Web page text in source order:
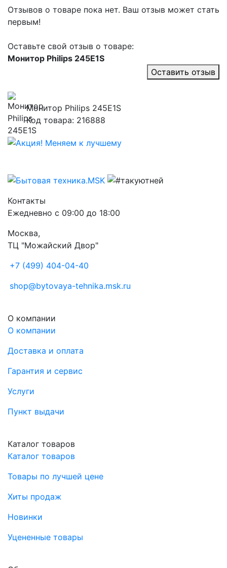
Отзывов о товаре пока нет. Ваш отзыв может стать
первым!
Оставьте свой отзыв о товаре:
Монитор Philips 245E1S
Оставить отзыв
Монитор Philips 245E1S
Код товара: 216888
Контакты
Ежедневно с 09:00 до 18:00
Москва,
ТЦ "Можайский Двор"
+7 (499) 404-04-40
shop@bytovaya-tehnika.msk.ru
О компании
О компании
Доставка и оплата
Гарантия и сервис
Услуги
Пункт выдачи
Каталог товаров
Каталог товаров
Товары по лучшей цене
Хиты продаж
Новинки
Уцененные товары